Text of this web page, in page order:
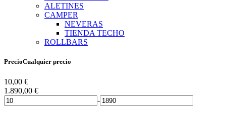
ALETINES
CAMPER
NEVERAS
TIENDA TECHO
ROLLBARS
PrecioCualquier precio
10,00 €
1.890,00 €
-